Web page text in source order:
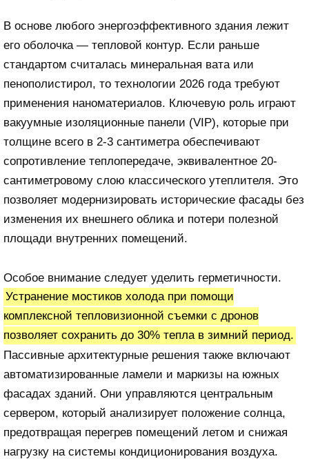
В основе любого энергоэффективного здания лежит
его оболочка — тепловой контур. Если раньше
стандартом считалась минеральная вата или
пенополистирол, то технологии 2026 года требуют
применения наноматериалов. Ключевую роль играют
вакуумные изоляционные панели (VIP), которые при
толщине всего в 2-3 сантиметра обеспечивают
сопротивление теплопередаче, эквивалентное 20-
сантиметровому слою классического утеплителя. Это
позволяет модернизировать исторические фасады без
изменения их внешнего облика и потери полезной
площади внутренних помещений.
Особое внимание следует уделить герметичности.
Устранение мостиков холода при помощи
комплексной тепловизионной съемки с дронов
позволяет сохранить до 30% тепла в зимний период.
Пассивные архитектурные решения также включают
автоматизированные ламели и маркизы на южных
фасадах зданий. Они управляются центральным
сервером, который анализирует положение солнца,
предотвращая перегрев помещений летом и снижая
нагрузку на системы кондиционирования воздуха.